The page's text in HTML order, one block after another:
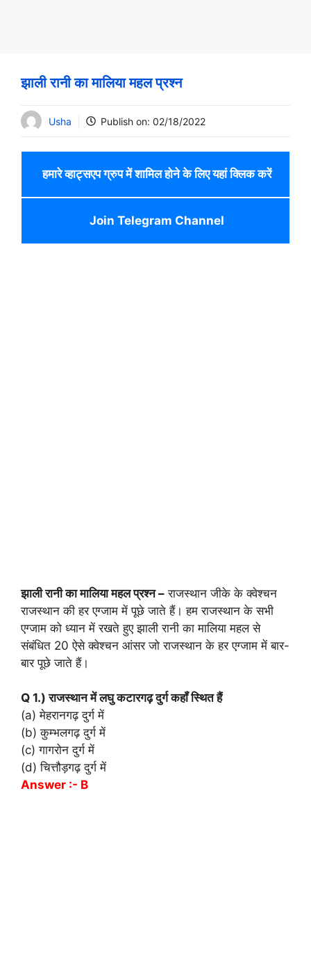
झाली रानी का मालिया महल प्रश्न
Usha Publish on: 02/18/2022
हमारे व्हाट्सएप ग्रुप में शामिल होने के लिए यहां क्लिक करें
Join Telegram Channel
झाली रानी का मालिया महल प्रश्न – राजस्थान जीके के क्वेश्चन
राजस्थान की हर एग्जाम में पूछे जाते हैं। हम राजस्थान के सभी
एग्जाम को ध्यान में रखते हुए झाली रानी का मालिया महल से
संबंधित 20 ऐसे क्वेश्चन आंसर जो राजस्थान के हर एग्जाम में बार-
बार पूछे जाते हैं।
Q 1.) राजस्थान में लघु कटारगढ़ दुर्ग कहॉं स्थित हैं
(a) मेहरानगढ़ दुर्ग में
(b) कुम्भलगढ़ दुर्ग में
(c) गागरोन दुर्ग में
(d) चित्तौड़गढ़ दुर्ग में
Answer :- B